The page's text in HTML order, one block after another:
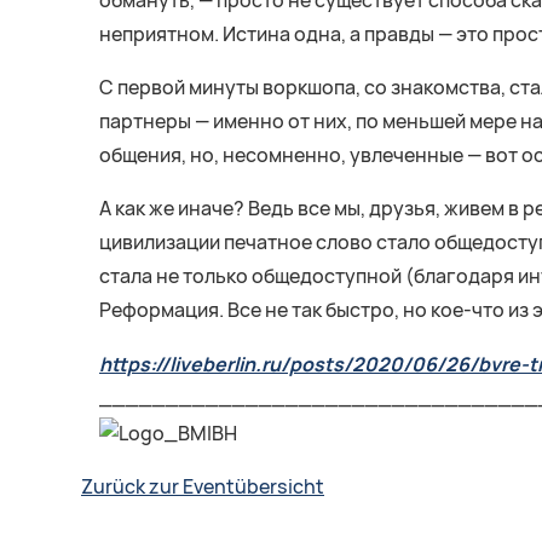
неприятном. Истина одна, а правды — это
С первой минуты воркшопа, со знакомства,
партнеры — именно от них, по меньшей мере
общения, но, несомненно, увлеченные — вот
А как же иначе? Ведь все мы, друзья, живем в
цивилизации печатное слово стало
стала не только общедоступной (благодаря
Реформация. Все не так быстро, но кое-что
https://liveberlin.ru/posts/2020/06/26/bvre-
Zurück zur Eventübersicht